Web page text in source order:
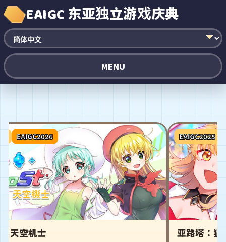
EAIGC 东亚独立游戏庆典
MENU
EAIGC2026
空机士
EAIGC2025
亚路塔：狐